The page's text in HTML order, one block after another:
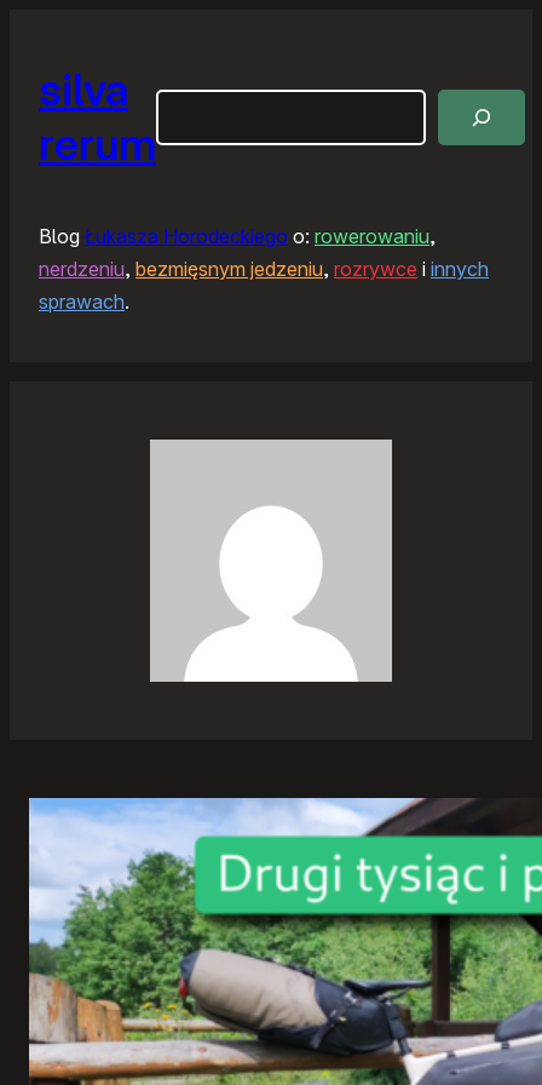
silva
rerum
Blog Łukasza Horodeckiego o: rowerowaniu,
nerdzeniu, bezmięsnym jedzeniu, rozrywce i innych
sprawach.